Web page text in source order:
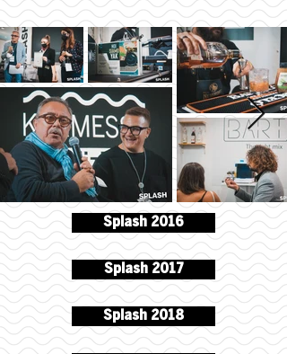
Splash 2016
Splash 2017
Splash 2018